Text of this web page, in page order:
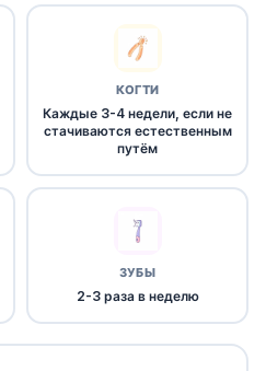
КОГТИ
Каждые 3-4 недели, если не
стачиваются естественным
путём
ЗУБЫ
2-3 раза в неделю